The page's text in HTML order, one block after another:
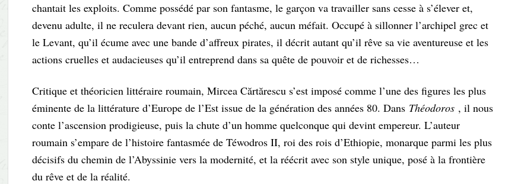
chantait les exploits. Comme possédé par son fantasme, le garçon va travailler sans cesse à s’élever et,
devenu adulte, il ne reculera devant rien, aucun péché, aucun méfait. Occupé à sillonner l’archipel grec et
le Levant, qu’il écume avec une bande d’affreux pirates, il décrit autant qu’il rêve sa vie aventureuse et les
actions cruelles et audacieuses qu’il entreprend dans sa quête de pouvoir et de richesses…
Critique et théoricien littéraire roumain, Mircea Cărtărescu s’est imposé comme l’une des figures les plus
éminente de la littérature d’Europe de l’Est issue de la génération des années 80. Dans Théodoros , il nous
conte l’ascension prodigieuse, puis la chute d’un homme quelconque qui devint empereur. L’auteur
roumain s’empare de l’histoire fantasmée de Téwodros II, roi des rois d’Ethiopie, monarque parmi les plus
décisifs du chemin de l’Abyssinie vers la modernité, et la réécrit avec son style unique, posé à la frontière
du rêve et de la réalité.